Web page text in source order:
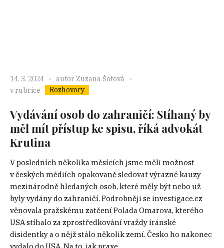
14. 3. 2024 autor Zuzana Šotová
v rubrice
Rozhovory
Vydávání osob do zahraničí: Stíhaný by
měl mít přístup ke spisu, říká advokát
Krutina
V posledních několika měsících jsme měli možnost
v českých médiích opakovaně sledovat výrazné kauzy
mezinárodně hledaných osob, které měly být nebo už
byly vydány do zahraničí. Podrobněji se investigace.cz
věnovala pražskému zatčení Polada Omarova, kterého
USA stíhalo za zprostředkování vraždy íránské
disidentky a o nějž stálo několik zemí. Česko ho nakonec